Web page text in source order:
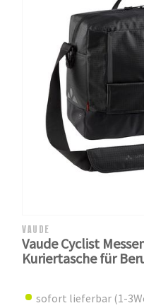
VAUDE
Vaude Cyclist
Kuriertasche für
sofort lieferbar (1-